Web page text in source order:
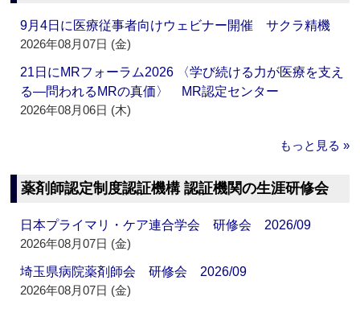
9月4日に医療従事者向けウェビナー開催 サクラ精機
2026年08月07日 (金)
21日にMRフォーラム2026 〈学び続ける力が医療を支え
る―問われるMRの真価〉 MR認定センター
2026年08月06日 (木)
もっと見る »
薬剤師認定制度認証機構 認証機関の生涯研修会
日本プライマリ・ケア連合学会 研修会 2026/09
2026年08月07日 (金)
埼玉県病院薬剤師会 研修会 2026/09
2026年08月07日 (金)